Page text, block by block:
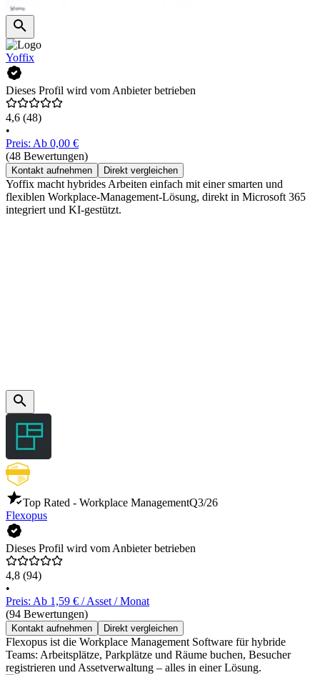
Yoffix
Dieses Profil wird vom Anbieter betrieben
4,6 (48)
•
Preis: Ab 0,00 €
(48 Bewertungen)
Kontakt aufnehmen Direkt vergleichen
Yoffix macht hybrides Arbeiten einfach mit einer smarten und
flexiblen Workplace-Management-Lösung, direkt in Microsoft 365
integriert und KI-gestützt.
Top Rated - Workplace ManagementQ3/26
Flexopus
Dieses Profil wird vom Anbieter betrieben
4,8 (94)
•
Preis: Ab 1,59 € / Asset / Monat
(94 Bewertungen)
Kontakt aufnehmen Direkt vergleichen
Flexopus ist die Workplace Management Software für hybride
Teams: Arbeitsplätze, Parkplätze und Räume buchen, Besucher
registrieren und Assetverwaltung – alles in einer Lösung.